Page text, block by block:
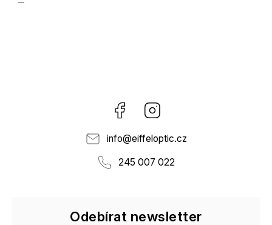
Facebook
info@eiffeloptic.cz
245 007 022
Odebírat newsletter